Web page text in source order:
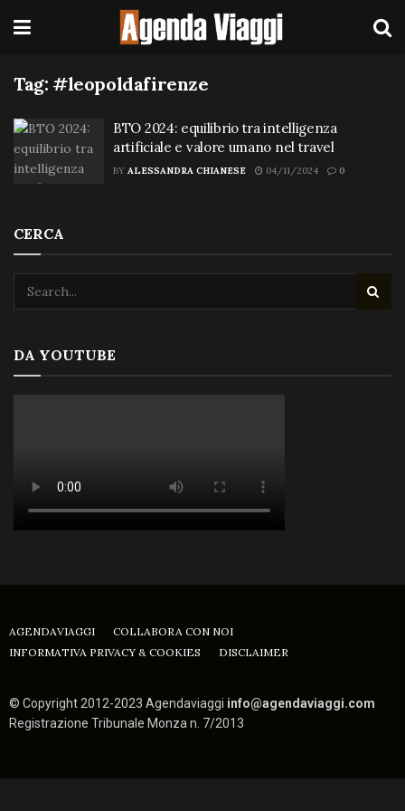
Tag: #leopoldafirenze
BTO 2024: equilibrio tra intelligenza
artificiale e valore umano nel travel
BY ALESSANDRA CHIANESE 04/11/2024 0
CERCA
DA YOUTUBE
AGENDAVIAGGI
COLLABORA CON NOI
INFORMATIVA PRIVACY & COOKIES
DISCLAIMER
© Copyright 2012-2023 Agendaviaggi info@agendaviaggi.com
Registrazione Tribunale Monza n. 7/2013